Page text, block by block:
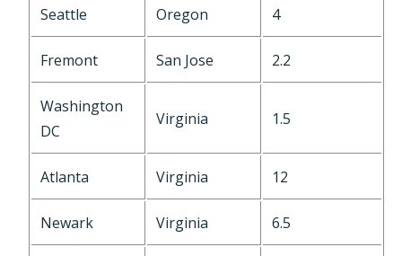
Seattle Oregon 4
Fremont San Jose 2.2
Washington
DC
Virginia 1.5
Atlanta Virginia 12
Newark Virginia 6.5